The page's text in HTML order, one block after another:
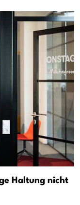
Haltung nicht